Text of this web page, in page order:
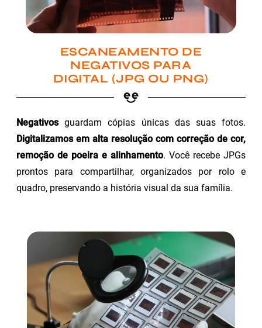
ESCANEAMENTO DE
NEGATIVOS PARA
DIGITAL (JPG OU PNG)
Negativosguardam cópias únicas das suas fotos.
Digitalizamos em alta resolução com correção de cor,
remoção de poeira e alinhamento. Você recebe JPGs
prontos para compartilhar, organizados por rolo e
quadro, preservando a história visual da sua família.